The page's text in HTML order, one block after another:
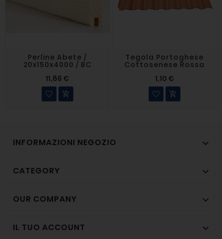
Perline Abete /
20x150x4000 / BC
11,86 €

Tegola Portoghese
Cottosenese Rossa
1,10 €

INFORMAZIONI NEGOZIO 
CATEGORY 
OUR COMPANY 
IL TUO ACCOUNT 